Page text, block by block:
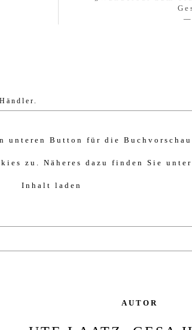
unteren Button für die Buchvorschau.
zu. Näheres dazu finden Sie unter
Inhalt laden
AUTOR